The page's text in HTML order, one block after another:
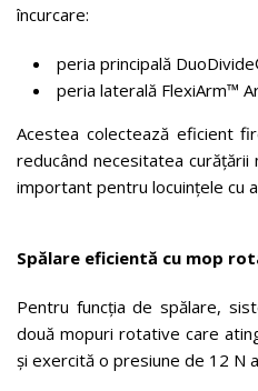
încurcare:
peria principală
peria laterală FlexiArm™
Acestea colectează eficient
reducând necesitatea curățării
important pentru locuințele cu
Spălare eficientă cu mop
Pentru funcția de spălare,
două mopuri rotative care
și exercită o presiune de 12 N